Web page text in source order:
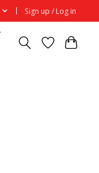
Sign up / Log in